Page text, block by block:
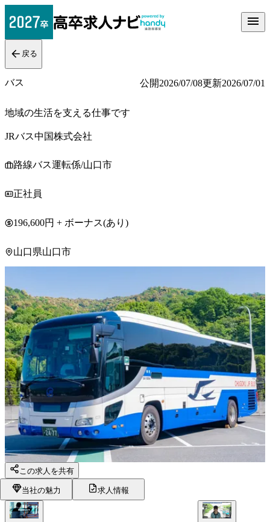
戻る
バス 公開2026/07/08更新2026/07/01
地域の生活を支える仕事です
JRバス中国株式会社
路線バス運転係/山口市
正社員
196,600円 + ボーナス(あり)
山口県山口市
この求人を共有
当社の魅力 求人情報